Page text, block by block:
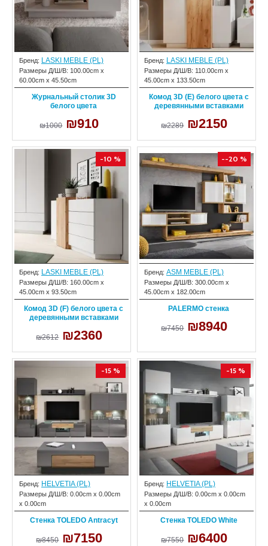
Бренд: LASKI MEBLE (PL)
Размеры Д/Ш/В: 100.00cm x
60.00cm x 45.50cm
Журнальный столик 3D
белого цвета
₪1000 ₪910
Бренд: LASKI MEBLE (PL)
Размеры Д/Ш/В: 110.00cm x
45.00cm x 133.50cm
Комод 3D (E) белого цвета с
деревянными вставками
₪2289 ₪2150
-10 %
Бренд: LASKI MEBLE (PL)
Размеры Д/Ш/В: 160.00cm x
45.00cm x 93.50cm
Комод 3D (F) белого цвета с
деревянными вставками
₪2612 ₪2360
--20 %
Бренд: ASM MEBLE (PL)
Размеры Д/Ш/В: 300.00cm x
45.00cm x 182.00cm
PALERMO стенка
₪7450 ₪8940
-15 %
Бренд: HELVETIA (PL)
Размеры Д/Ш/В: 0.00cm x 0.00cm
x 0.00cm
Стенка TOLEDO Antracyt
₪8450 ₪7150
-15 %
Бренд: HELVETIA (PL)
Размеры Д/Ш/В: 0.00cm x 0.00cm
x 0.00cm
Стенка TOLEDO White
₪7550 ₪6400